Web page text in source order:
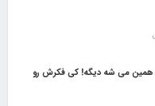
همین می شه دیگه! کی فکرش رو